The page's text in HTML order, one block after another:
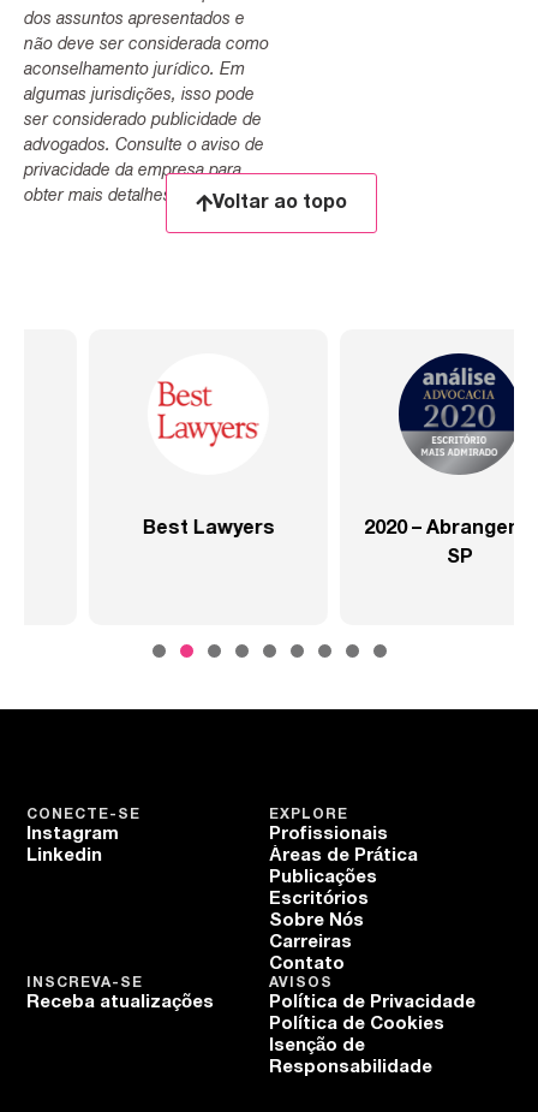
dos assuntos apresentados e
não deve ser considerada como
aconselhamento jurídico. Em
algumas jurisdições, isso pode
ser considerado publicidade de
advogados. Consulte o aviso de
privacidade da empresa para
obter mais detalhes.
Voltar ao topo
2020 – Abrangente –
2020 – Abrangente –
Setor Saúde
EXPLORE
Profissionais
Áreas de Prática
Publicações
Escritórios
Sobre Nós
Carreiras
Contato
CONECTE-SE
Instagram
Linkedin
AVISOS
Política de Privacidade
Política de Cookies
Isenção de
Responsabilidade
INSCREVA-SE
Receba atualizações